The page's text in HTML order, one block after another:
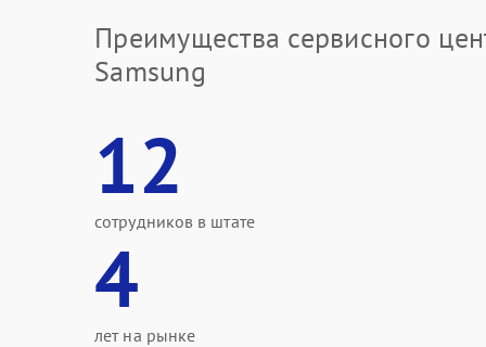
Преимущества сервисного
Samsung
12
сотрудников в штате
4
лет на рынке